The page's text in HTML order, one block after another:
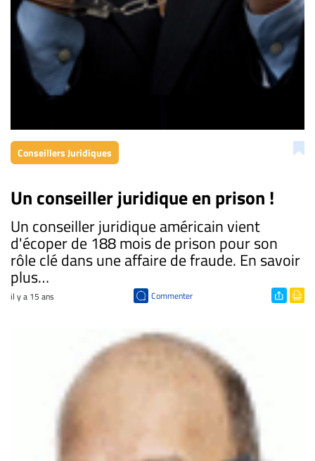
Conseillers Juridiques
Un conseiller juridique en prison !
Un conseiller juridique américain vient
d'écoper de 188 mois de prison pour son
rôle clé dans une affaire de fraude. En savoir
plus…
il y a 15 ans Commenter